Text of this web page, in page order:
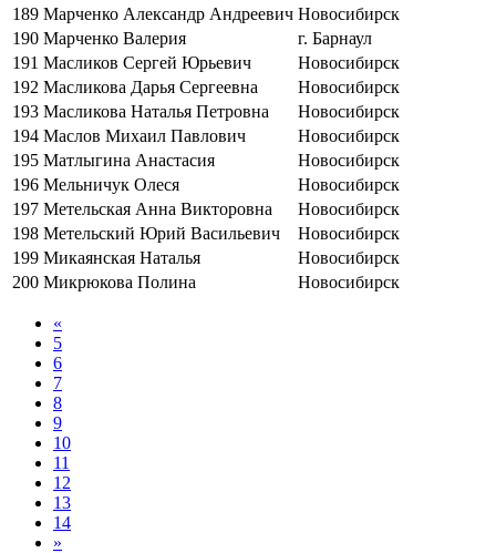
189 Марченко Александр Андреевич Новосибирск
190 Марченко Валерия
г. Барнаул
191 Масликов Сергей Юрьевич
Новосибирск
192 Масликова Дарья Сергеевна
Новосибирск
193 Масликова Наталья Петровна
Новосибирск
194 Маслов Михаил Павлович
Новосибирск
195 Матлыгина Анастасия
Новосибирск
196 Мельничук Олеся
Новосибирск
197 Метельская Анна Викторовна
Новосибирск
198 Метельский Юрий Васильевич
Новосибирск
199 Микаянская Наталья
Новосибирск
200 Микрюкова Полина Новосибирск
«
5
6
7
8
9
10
11
12
13
14
»